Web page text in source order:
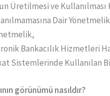
Üretilmesi ve Kullanılması
Dair
Bankacılık Hizmetleri
Sistemlerinde Kullanılan
görünümü nasıldır?